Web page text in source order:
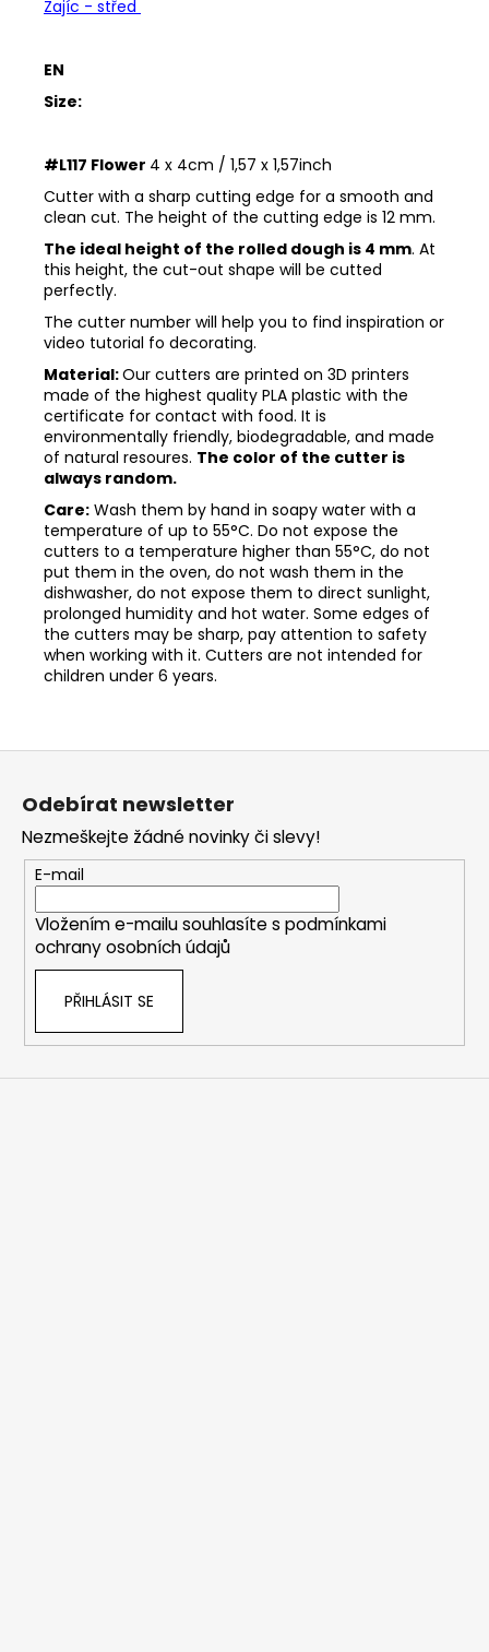
Zajíc - střed
EN
Size:
#L117 Flower 4 x 4cm / 1,57 x 1,57inch
Cutter with a sharp cutting edge for a smooth and
clean cut. The height of the cutting edge is 12 mm.
The ideal height of the rolled dough is 4 mm. At
this height, the cut-out shape will be cutted
perfectly.
The cutter number will help you to find inspiration or
video tutorial fo decorating.
Material:Our cutters are printed on 3D printers
made of the highest quality PLA plastic with the
certificate for contact with food. It is
environmentally friendly, biodegradable, and made
of natural resoures. The color of the cutter is
always random.
Care: Wash them by hand in soapy water with a
temperature of up to 55°C. Do not expose the
cutters to a temperature higher than 55°C, do not
put them in the oven, do not wash them in the
dishwasher, do not expose them to direct sunlight,
prolonged humidity and hot water. Some edges of
the cutters may be sharp, pay attention to safety
when working with it. Cutters are not intended for
children under 6 years.
Z
Odebírat newsletter
Nezmeškejte žádné novinky či slevy!
E-mail
Vložením e-mailu souhlasíte s podmínkami
ochrany osobních údajů
PŘIHLÁSIT SE